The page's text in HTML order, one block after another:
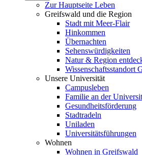
Zur Hauptseite Leben
Greifswald und die Region
Stadt mit Meer-Flair
Hinkommen
Übernachten
Sehenswürdigkeiten
Natur & Region
Wissenschaftsstandort
Unsere Universität
Campusleben
Familie an der
Gesundheitsförderung
Stadtradeln
Uniladen
Universitätsführungen
Wohnen
Wohnen in Greifswald